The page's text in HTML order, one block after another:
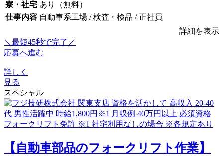
寮・社宅 あり（無料）
仕事内容 自動車系工場 / 検査・検品 / 正社員
詳細を表示
＼最短45秒で完了／
応募へ進む
詳しく
見る
スペシャル
【自動車部品のフォークリフト作業】